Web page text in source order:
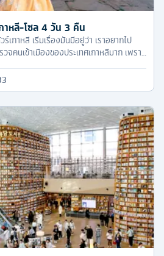
าหลี-โซล 4 วัน 3 คืน
เกาหลี เริ่มเรื่องมันมีอยู่ว่า เราอยากไป
จคนเข้าเมืองของประเทศเกาหลีมาก เพราะ
ปเที่ยวต่างประเทศเลย หรือมีประสบการณ์